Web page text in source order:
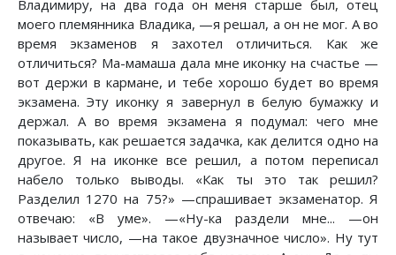
Владимиру, на два года он меня старше был, отец
моего племянника Владика, —я решал, а он не мог. А во
время экзаменов я захотел отличиться. Как же
отличиться? Ма-мамаша дала мне иконку на счастье —
вот держи в кармане, и тебе хорошо будет во время
экзамена. Эту иконку я завернул в белую бумажку и
держал. А во время экзамена я подумал: чего мне
показывать, как решается задачка, как делится одно на
другое. Я на иконке все решил, а потом переписал
набело только выводы. «Как ты это так решил?
Разделил 1270 на 75?» —спрашивает экзаменатор. Я
отвечаю: «В уме». —«Ну-ка раздели мне... —он
называет число, —на такое двузначное число». Ну тут